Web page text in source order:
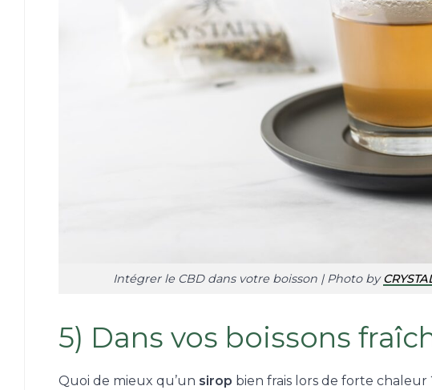
Intégrer le CBD dans votre boisson | Photo by
5) Dans vos boissons
Quoi de mieux qu’un sirop bien frais lors de forte chaleur